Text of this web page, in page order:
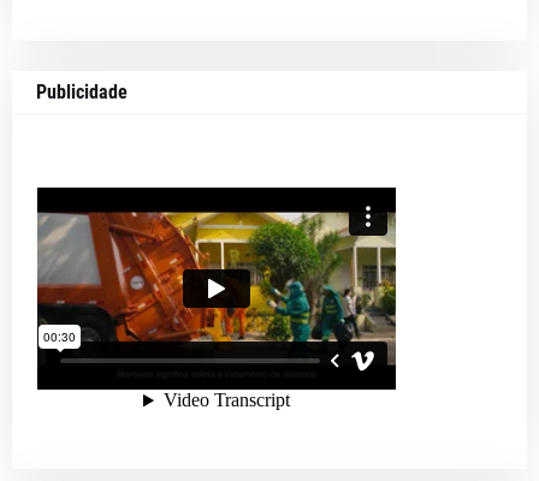
Publicidade